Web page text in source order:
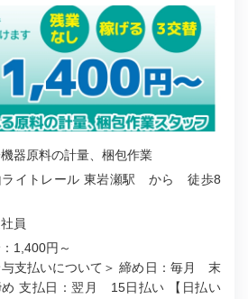
器原料の計量、梱包作業
ライトレール 東岩瀬駅 から 徒歩8
員
1,400円～
与支払いについて＞ 締め日：毎月 末
め 支払日：翌月 15日払い 【日払い